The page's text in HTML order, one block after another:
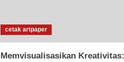
cetak artpaper
Memvisualisasikan Kreativitas: